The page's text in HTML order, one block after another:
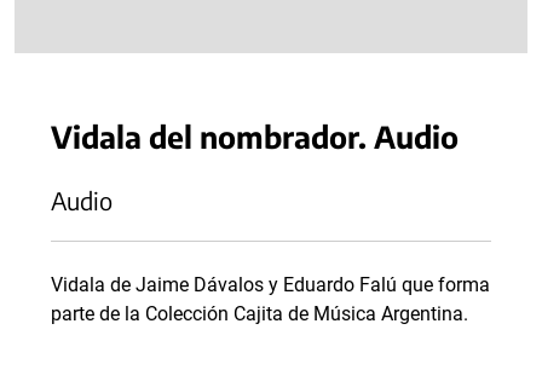
Vidala del nombrador. Audio
Audio
Vidala de Jaime Dávalos y Eduardo Falú que forma
parte de la Colección Cajita de Música Argentina.